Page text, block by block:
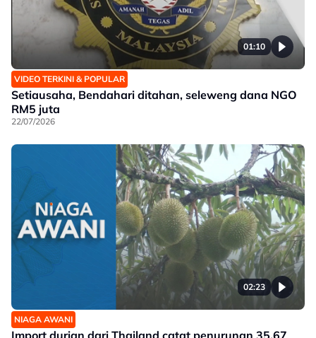
01:10
VIDEO TERKINI & POPULAR
Setiausaha, Bendahari ditahan, seleweng dana NGO
RM5 juta
22/07/2026
02:23
NIAGA AWANI